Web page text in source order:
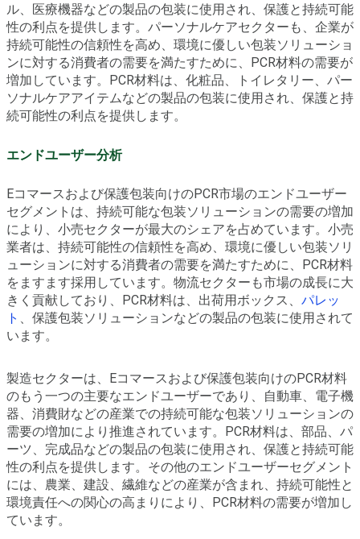
ル、医療機器などの製品の包装に使用され、保護と持続可能
性の利点を提供します。パーソナルケアセクターも、企業が
持続可能性の信頼性を高め、環境に優しい包装ソリューショ
ンに対する消費者の需要を満たすために、PCR材料の需要が
増加しています。PCR材料は、化粧品、トイレタリー、パー
ソナルケアアイテムなどの製品の包装に使用され、保護と持
続可能性の利点を提供します。
エンドユーザー分析
Eコマースおよび保護包装向けのPCR市場のエンドユーザー
セグメントは、持続可能な包装ソリューションの需要の増加
により、小売セクターが最大のシェアを占めています。小売
業者は、持続可能性の信頼性を高め、環境に優しい包装ソリ
ューションに対する消費者の需要を満たすために、PCR材料
をますます採用しています。物流セクターも市場の成長に大
きく貢献しており、PCR材料は、出荷用ボックス、 パレッ
ト 、保護包装ソリューションなどの製品の包装に使用されて
います。
製造セクターは、Eコマースおよび保護包装向けのPCR材料
のもう一つの主要なエンドユーザーであり、自動車、電子機
器、消費財などの産業での持続可能な包装ソリューションの
需要の増加により推進されています。PCR材料は、部品、パ
ーツ、完成品などの製品の包装に使用され、保護と持続可能
性の利点を提供します。その他のエンドユーザーセグメント
には、農業、建設、繊維などの産業が含まれ、持続可能性と
環境責任への関心の高まりにより、PCR材料の需要が増加し
ています。